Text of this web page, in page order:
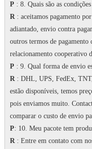
P : 8. Quais são as
R: aceitamos pagamento
adiantado, envio contra
outros termos de pagamento
relacionamento cooperativo
P : 9. Qual forma de envio
R: DHL, UPS, FedEx,
estão disponíveis, temos
pois enviamos muito.
comparar o custo de envio
P: 10. Meu pacote tem
R: Entre em contato com